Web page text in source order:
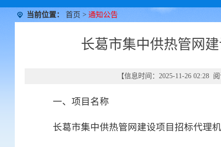
当前位置： 首页 > 通知公告
长葛市集中供热管网
【信息时间：2025-11-26 02:28
一、项目名称
长葛市集中供热管网建设项目招标代理